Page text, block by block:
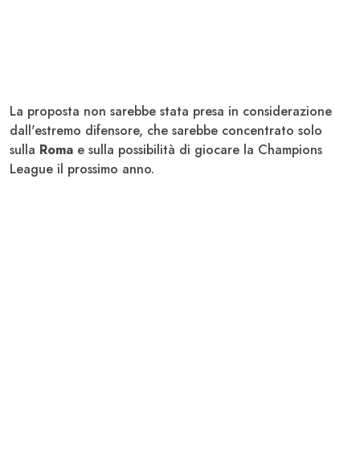
La proposta non sarebbe stata presa in considerazione
dall'estremo difensore, che sarebbe concentrato solo
sulla Roma e sulla possibilità di giocare la Champions
League il prossimo anno.